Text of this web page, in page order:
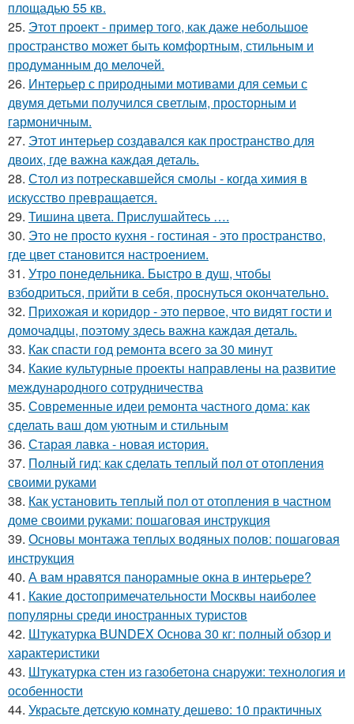
площадью 55 кв.
25. Этот проект - пример того, как даже небольшое
пространство может быть комфортным, стильным и
продуманным до мелочей.
26. Интерьер с природными мотивами для семьи с
двумя детьми получился светлым, просторным и
гармоничным.
27. Этот интерьер создавался как пространство для
двоих, где важна каждая деталь.
28. Стол из потрескавшейся смолы - когда химия в
искусство превращается.
29. Тишина цвета. Прислушайтесь ….
30. Это не просто кухня - гостиная - это пространство,
где цвет становится настроением.
31. Утро понедельника. Быстро в душ, чтобы
взбодриться, прийти в себя, проснуться окончательно.
32. Прихожая и коридор - это первое, что видят гости и
домочадцы, поэтому здесь важна каждая деталь.
33. Как спасти год ремонта всего за 30 минут
34. Какие культурные проекты направлены на развитие
международного сотрудничества
35. Современные идеи ремонта частного дома: как
сделать ваш дом уютным и стильным
36. Старая лавка - новая история.
37. Полный гид: как сделать теплый пол от отопления
своими руками
38. Как установить теплый пол от отопления в частном
доме своими руками: пошаговая инструкция
39. Основы монтажа теплых водяных полов: пошаговая
инструкция
40. А вам нравятся панорамные окна в интерьере?
41. Какие достопримечательности Москвы наиболее
популярны среди иностранных туристов
42. Штукатурка BUNDEX Основа 30 кг: полный обзор и
характеристики
43. Штукатурка стен из газобетона снаружи: технология и
особенности
44. Украсьте детскую комнату дешево: 10 практичных